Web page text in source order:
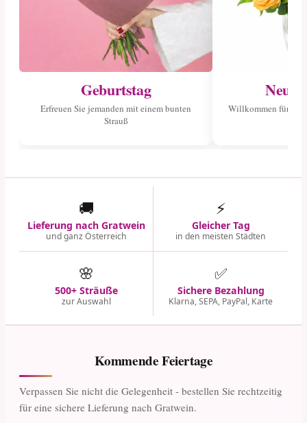
Geburtstag
Erfreuen Sie jemanden mit einem bunten
Strauß
Willkommen für
🚚
Lieferung nach Gratwein
und ganz Österreich
⚡
Gleicher Tag
in den meisten Städten
🌸
500+ Sträuße
zur Auswahl
✅
Sichere Bezahlung
Klarna, SEPA, PayPal, Karte
Kommende Feiertage
Verpassen Sie nicht die Gelegenheit - bestellen Sie rechtzeitig
für eine sichere Lieferung nach Gratwein.